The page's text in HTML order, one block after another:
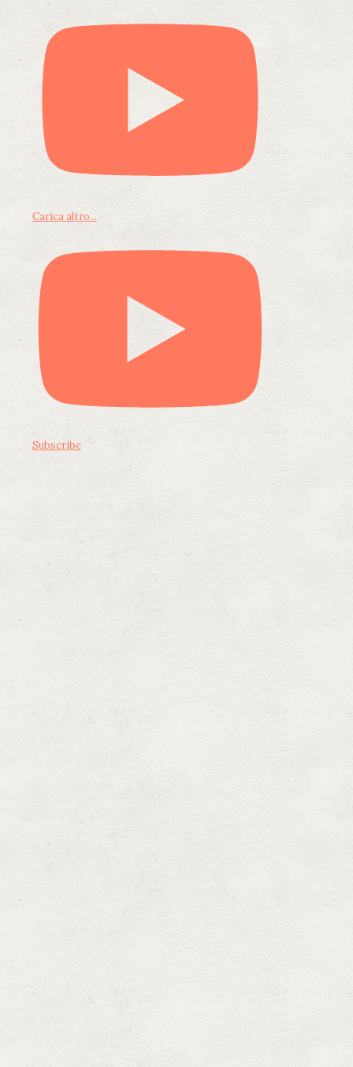
Carica altro...
Subscribe